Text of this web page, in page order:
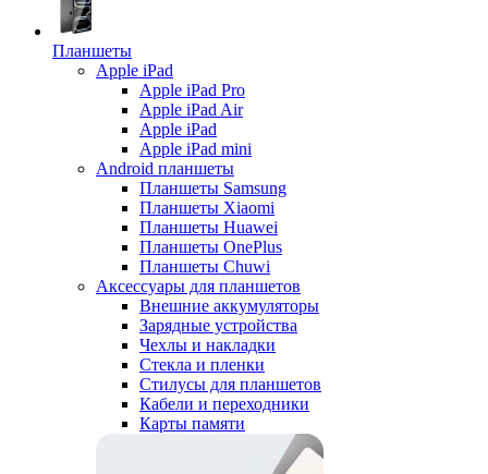
Планшеты
Apple iPad
Apple iPad Pro
Apple iPad Air
Apple iPad
Apple iPad mini
Android планшеты
Планшеты Samsung
Планшеты Xiaomi
Планшеты Huawei
Планшеты OnePlus
Планшеты Chuwi
Аксессуары для планшетов
Внешние аккумуляторы
Зарядные устройства
Чехлы и накладки
Стекла и пленки
Стилусы для планшетов
Кабели и переходники
Карты памяти